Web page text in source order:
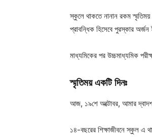
স্কুলে থাকতে নানান রকম
প্রাবন্ধিক হিসেবে পুরস্কার অর্জন
মাধ্যমিকের পর উচ্চমাধ্যমিক
স্মৃতিময় একটি দিনঃ
আজ, ১৯শে অক্টোবর, আমার দ্বাদশ
১৪-বছরের শিক্ষাজীবনে স্কুল এ